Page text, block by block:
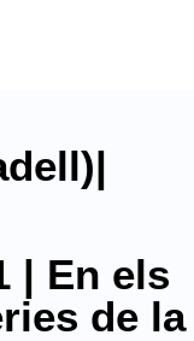
| En els
de la